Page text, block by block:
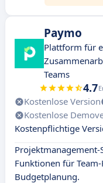
Paymo
Plattform für
Teams
4.7
Kostenlose Version
Kostenlose
Kostenpflichtige
Funktionen für
Budgetplanung.